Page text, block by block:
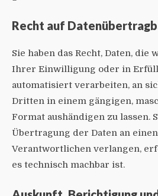
Recht auf
Sie haben das Recht, Daten, die
Ihrer Einwilligung oder in
automatisiert verarbeiten, an
Dritten in einem gängigen,
Format aushändigen zu lassen.
Übertragung der Daten an
Verantwortlichen verlangen,
es technisch machbar ist.